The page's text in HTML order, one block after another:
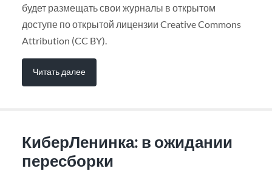
будет размещать свои журналы в открытом
доступе по открытой лицензии Creative Commons
Attribution (CC BY).
Читать далее
КиберЛенинка: в ожидании
пересборки